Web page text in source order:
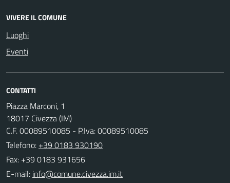
VIVERE IL COMUNE
Luoghi
Eventi
CONTATTI
Piazza Marconi, 1
18017 Civezza (IM)
C.F. 00089510085 - P.Iva: 00089510085
Telefono: +39 0183 930190
Fax: +39 0183 931656
E-mail: